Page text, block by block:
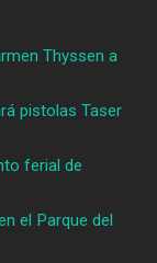
Thyssen a
pistolas Taser
ferial de
el Parque del